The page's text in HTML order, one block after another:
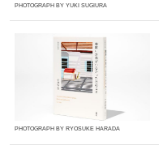
PHOTOGRAPH BY YUKI SUGIURA
PHOTOGRAPH BY RYOSUKE HARADA